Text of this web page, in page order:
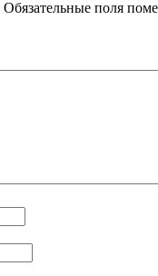
Обязательные поля